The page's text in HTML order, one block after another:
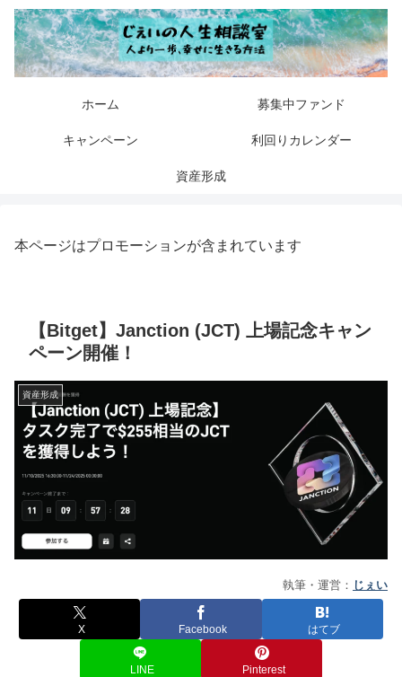
ホーム 募集中ファンド
キャンペーン 利回りカレンダー
資産形成
本ページはプロモーションが含まれています
【Bitget】Janction (JCT) 上場記念キャン
ペーン開催！
資産形成
執筆・運営： じぇい
X Facebook はてブ
LINE Pinterest